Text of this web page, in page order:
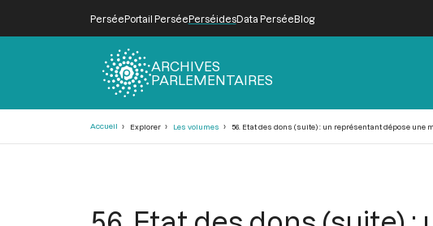
PerséePortail PerséePerséidesData PerséeBlog
ARCHIVES
PARLEMENTAIRES
Accueil Explorer Les volumes 56. Etat des dons (suite) : un représentant dépose une